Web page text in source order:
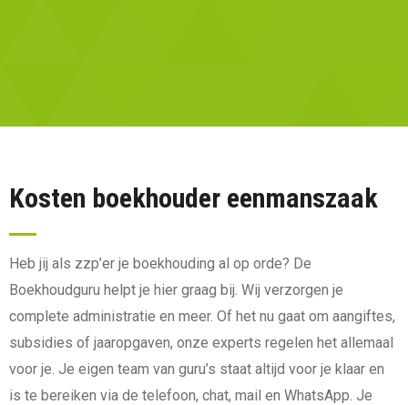
Kosten boekhouder eenmanszaak
Heb jij als zzp’er je boekhouding al op orde? De
Boekhoudguru helpt je hier graag bij. Wij verzorgen je
complete administratie en meer. Of het nu gaat om aangiftes,
subsidies of jaaropgaven, onze experts regelen het allemaal
voor je. Je eigen team van guru’s staat altijd voor je klaar en
is te bereiken via de telefoon, chat, mail en WhatsApp. Je